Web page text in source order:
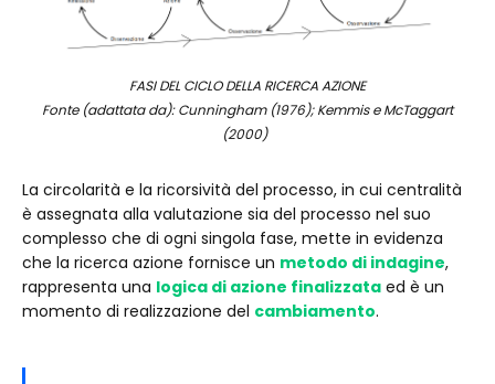
FASI DEL CICLO DELLA RICERCA AZIONE
Fonte (adattata da): Cunningham (1976); Kemmis e McTaggart
(2000)
La circolarità e la ricorsività del processo, in cui centralità
è assegnata alla valutazione sia del processo nel suo
complesso che di ogni singola fase, mette in evidenza
che la ricerca azione fornisce un metodo di indagine,
rappresenta una logica di azione finalizzata ed è un
momento di realizzazione del cambiamento.